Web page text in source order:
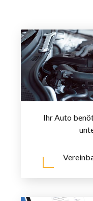
Ihr Auto